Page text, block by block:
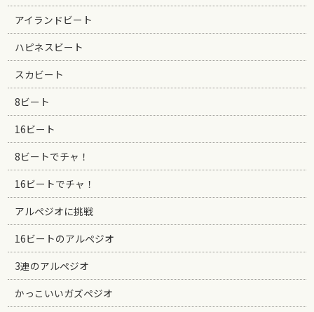
アイランドビート
ハピネスビート
スカビート
8ビート
16ビート
8ビートでチャ！
16ビートでチャ！
アルペジオに挑戦
16ビートのアルペジオ
3連のアルペジオ
かっこいいガズペジオ